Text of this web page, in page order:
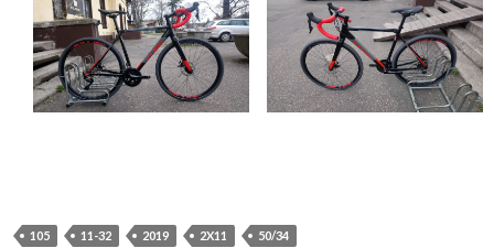
105 11-32 2019 2X11
50/34